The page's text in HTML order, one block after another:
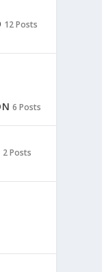
12 Posts
6 Posts
2 Posts